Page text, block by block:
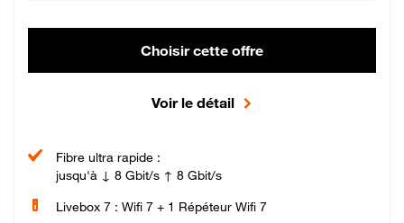
Choisir cette offre
Voir le détail
Fibre ultra rapide :
jusqu'à ↓ 8 Gbit/s ↑ 8 Gbit/s
Livebox 7 : Wifi 7 + 1 Répéteur Wifi 7